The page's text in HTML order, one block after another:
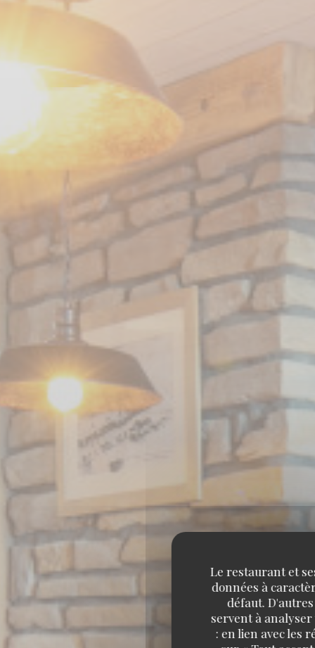
Le restaurant et
données à
défaut.
servent à
: en lien avec les